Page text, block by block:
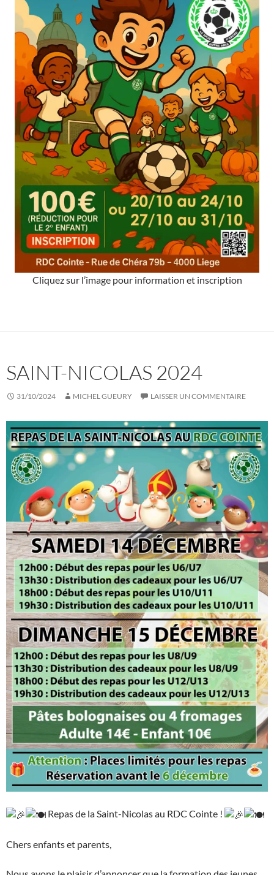
Cliquez sur l’image pour information et inscription
SAINT-NICOLAS 2024
31/10/2024 MICHEL GUEURY LAISSER UN COMMENTAIRE
Repas de la Saint-Nicolas au RDC Cointe !
Chers enfants et parents,